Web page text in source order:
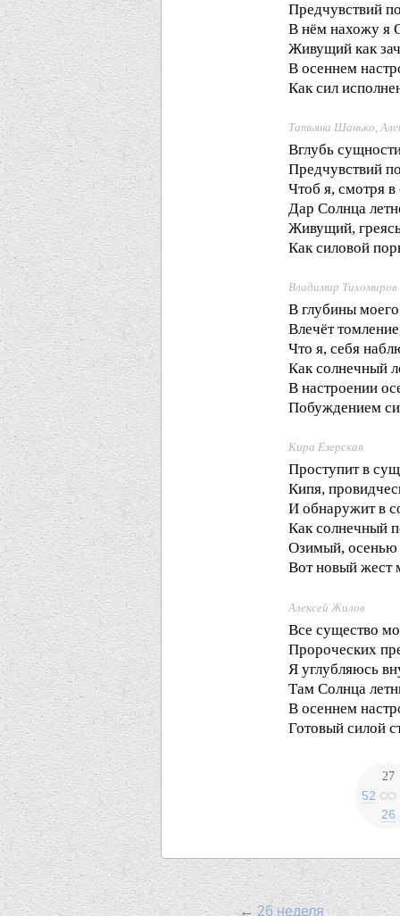
Предчувствий
В нём нахожу я
Живущий как
В осеннем
Как сил
Татьяна Шанько,
Вглубь
Предчувствий
Чтоб я, смотря в
Дар Солнца
Живущий,
Как силовой
Владимир Тихомиров
В глубины
Влечёт
Что я, себя
Как солнечный
В настроении
Побуждением
Кира Езерская
Проступит в
Кипя,
И обнаружит в
Как солнечный
Озимый, осенью
Вот новый жест
Алексей Жилов
Все существо
Пророческих
Я углубляюсь
Там Солнца
В осеннем
Готовый силой
27
52
26
←26 неделя